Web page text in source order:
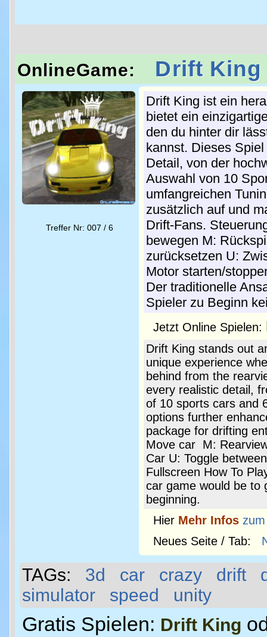
OnlineGame: Drift King
Treffer Nr: 007 / 6
Drift King ist ein
bietet ein
den du hinter dir
kannst. Dieses
Detail, von der
Auswahl von 10
umfangreichen
zusätzlich auf und
Drift-Fans.
bewegen M:
zurücksetzen U:
Motor starten/
Der traditionelle
Spieler zu Beginn
Jetzt Online Spielen:
Drift King stands out
unique experience
behind from the
every realistic detail,
of 10 sports cars and
options further
package for drifting
Move car M:
Car U: Toggle
Fullscreen How To
car game would be to
beginning.
Hier Mehr Infos
Neues Seite / Tab:
TAGs: 3d car crazy drift
simulator
speed unity
Gratis Spielen: Drift King